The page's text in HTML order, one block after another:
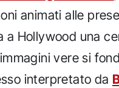
animati alle
a Hollywood una
vere si
interpretato da